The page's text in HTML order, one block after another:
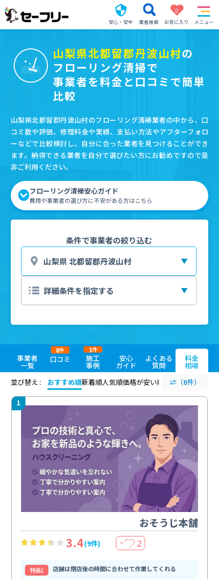
安心・安全 業者検索
0
お気に入り
メニュー
山梨県北都留郡丹波山村の
フローリング清掃で
事業者を料金と口コミで簡単
比較
山梨県北都留郡丹波山村のフローリング清掃業者の中から、口
コミ数や評価、修理料金や実績、支払い方法やアフターフォロ
ーなどで比較検討し、自分に合った業者を見つけることができ
ます。納得できる業者を自分で選びたい方にお勧めですので是
非ご利用ください。
フローリング清掃安心ガイド
費用や事業者の選び方に不安がある方はこちら
条件で事業者の絞り込む
事業者
一覧
口コミ
8件
施工
事例
1件
安心
ガイド
よくある
質問
料金
相場
並び替え :
おすすめ順新着順人気順価格が安い順 評価が高い順
（6件）
1
おそうじ本舗
3.4(9件) ＋ 2
特⻑1
店舗は閉店後の時間に合わせて作業してくれる